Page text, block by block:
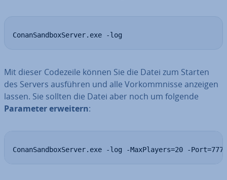
ConanSandboxServer.exe -log
Mit dieser Codezeile können Sie die Datei zum Starten
des Servers ausführen und alle Vor­komm­nis­se anzeigen
lassen. Sie sollten die Datei aber noch um folgende
Parameter erweitern:
ConanSandboxServer.exe -log -MaxPlayers=20 -